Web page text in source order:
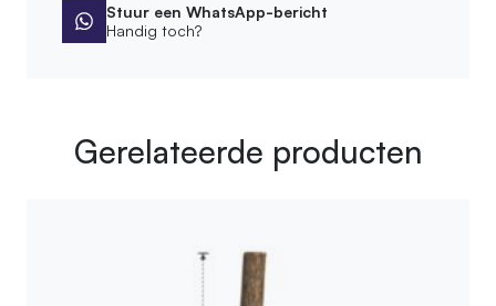
Stuur een WhatsApp-bericht
Handig toch?
Gerelateerde producten